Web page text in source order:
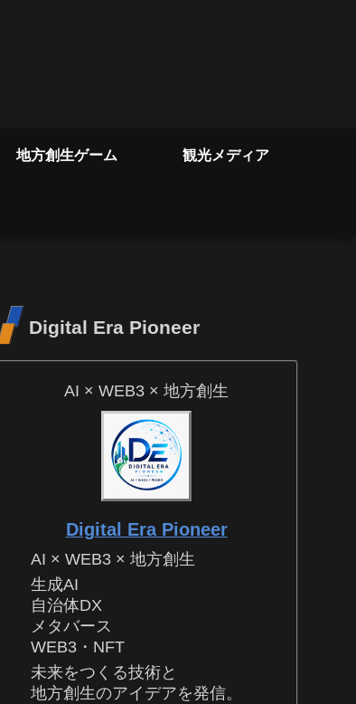
地方創生ゲーム 観光メディア
Digital Era Pioneer
AI × WEB3 × 地方創生
Digital Era Pioneer
AI × WEB3 × 地方創生
生成AI
自治体DX
メタバース
WEB3・NFT
未来をつくる技術と
地方創生のアイデアを発信。